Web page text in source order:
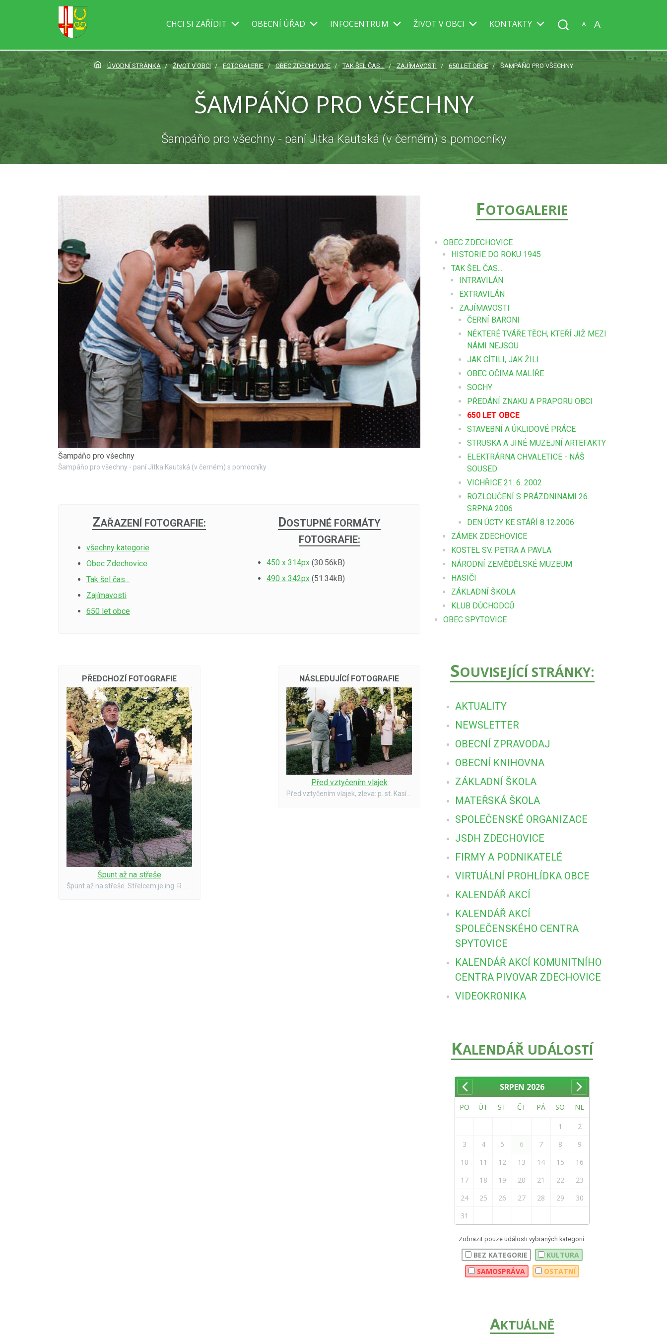
CHCI SI ZAŘÍDIT OBECNÍ ÚŘAD INFOCENTRUM ŽIVOT V OBCI KONTAKTY A A
ÚVODNÍ STRÁNKA ŽIVOT V OBCI FOTOGALERIE OBEC ZDECHOVICE TAK ŠEL ČAS... ZAJÍMAVOSTI 650 LET OBCE ŠAMPÁŇO PRO VŠECHNY
ŠAMPÁŇO PRO VŠECHNY
Šampáňo pro všechny - paní Jitka Kautská (v černém) s pomocníky
Šampáňo pro všechny
Šampáňo pro všechny - paní Jitka Kautská (v černém) s pomocníky
ZAŘAZENÍ FOTOGRAFIE:
všechny kategorie
Obec Zdechovice
Tak šel čas...
Zajímavosti
650 let obce
DOSTUPNÉ FORMÁTY
FOTOGRAFIE:
450 x 314px (30.56kB)
490 x 342px (51.34kB)
PŘEDCHOZÍ FOTOGRAFIE
Špunt až na střeše
NÁSLEDUJÍCÍ FOTOGRAFIE
Před vztyčením vlajek
FOTOGALERIE
OBEC ZDECHOVICE
HISTORIE DO ROKU 1945
TAK ŠEL ČAS...
INTRAVILÁN
EXTRAVILÁN
ZAJÍMAVOSTI
ČERNÍ BARONI
NĚKTERÉ TVÁŘE TĚCH, KTEŘÍ JIŽ MEZI
NÁMI NEJSOU
JAK CÍTILI, JAK ŽILI
OBEC OČIMA MALÍŘE
SOCHY
PŘEDÁNÍ ZNAKU A PRAPORU OBCI
650 LET OBCE
STAVEBNÍ A ÚKLIDOVÉ PRÁCE
STRUSKA A JINÉ MUZEJNÍ ARTEFAKTY
ELEKTRÁRNA CHVALETICE - NÁŠ
SOUSED
VICHŘICE 21. 6. 2002
ROZLOUČENÍ S PRÁZDNINAMI 26.
SRPNA 2006
DEN ÚCTY KE STÁŘÍ 8.12.2006
ZÁMEK ZDECHOVICE
KOSTEL SV. PETRA A PAVLA
NÁRODNÍ ZEMĚDĚLSKÉ MUZEUM
HASIČI
ZÁKLADNÍ ŠKOLA
KLUB DŮCHODCŮ
OBEC SPYTOVICE
SOUVISEJÍCÍ STRÁNKY:
AKTUALITY
NEWSLETTER
OBECNÍ ZPRAVODAJ
OBECNÍ KNIHOVNA
ZÁKLADNÍ ŠKOLA
MATEŘSKÁ ŠKOLA
SPOLEČENSKÉ ORGANIZACE
JSDH ZDECHOVICE
FIRMY A PODNIKATELÉ
VIRTUÁLNÍ PROHLÍDKA OBCE
KALENDÁŘ AKCÍ
KALENDÁŘ AKCÍ
SPOLEČENSKÉHO CENTRA
SPYTOVICE
KALENDÁŘ AKCÍ KOMUNITNÍHO
CENTRA PIVOVAR ZDECHOVICE
VIDEOKRONIKA
KALENDÁŘ UDÁLOSTÍ
SRPEN 2026
PO ÚT ST ČT PÁ SO NE
1
2
3
4 5 6 7 8
9
10
11 12 13 14 15
16
17
18 19 20 21 22
23
24
25 26 27 28 29
30
31
Zobrazit pouze události vybraných kategorií:
BEZ KATEGORIE
KULTURA
SAMOSPRÁVA
OSTATNÍ
AKTUÁLNĚ